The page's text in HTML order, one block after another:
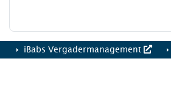
iBabs Vergadermanagement